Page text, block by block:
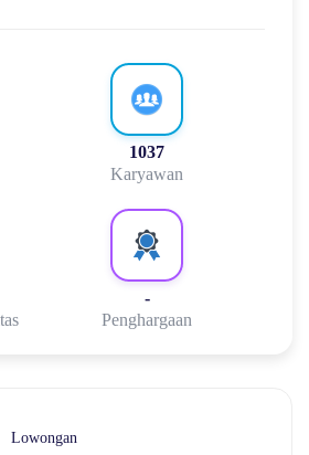
1037
Karyawan
-
Penghargaan
Lowongan